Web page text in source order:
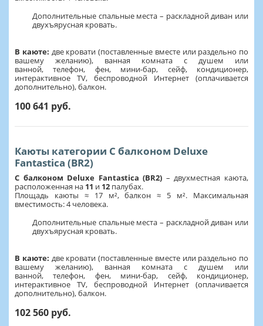
Дополнительные спальные места – раскладной диван или
двухъярусная кровать.
В каюте: две кровати (поставленные вместе или раздельно по
вашему желанию), ванная комната с душем или
ванной, телефон, фен, мини-бар, сейф, кондиционер,
интерактивное TV, беспроводной Интернет (оплачивается
дополнительно), балкон.
100 641 руб.
Каюты категории С балконом Deluxe
Fantastica (BR2)
С балконом Deluxe Fantastica (BR2) – двухместная каюта,
расположенная на 11 и 12 палубах.
Площадь каюты ≈ 17 м², балкон ≈ 5 м². Максимальная
вместимость: 4 человека.
Дополнительные спальные места – раскладной диван или
двухъярусная кровать.
В каюте: две кровати (поставленные вместе или раздельно по
вашему желанию), ванная комната с душем или
ванной, телефон, фен, мини-бар, сейф, кондиционер,
интерактивное TV, беспроводной Интернет (оплачивается
дополнительно), балкон.
102 560 руб.